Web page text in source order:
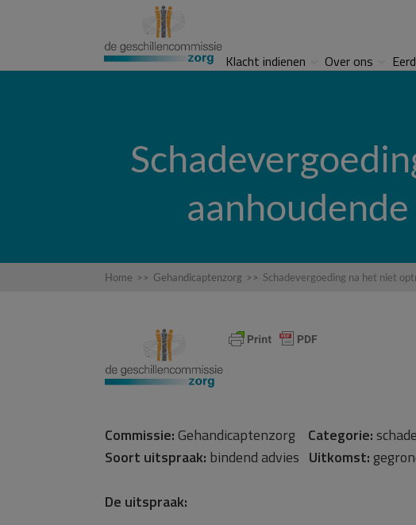
Klacht indienen Over ons
Home >> Gehandicaptenzorg >> Schadevergoeding na het niet
Commissie:Gehandicaptenzorg Categorie:
Soort uitspraak: bindend advies Uitkomst:
De uitspraak: